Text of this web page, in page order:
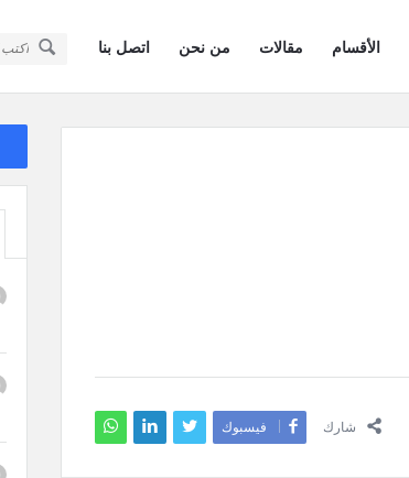
الأقسام مقالات من نحن اتصل بنا
شارك فيسبوك